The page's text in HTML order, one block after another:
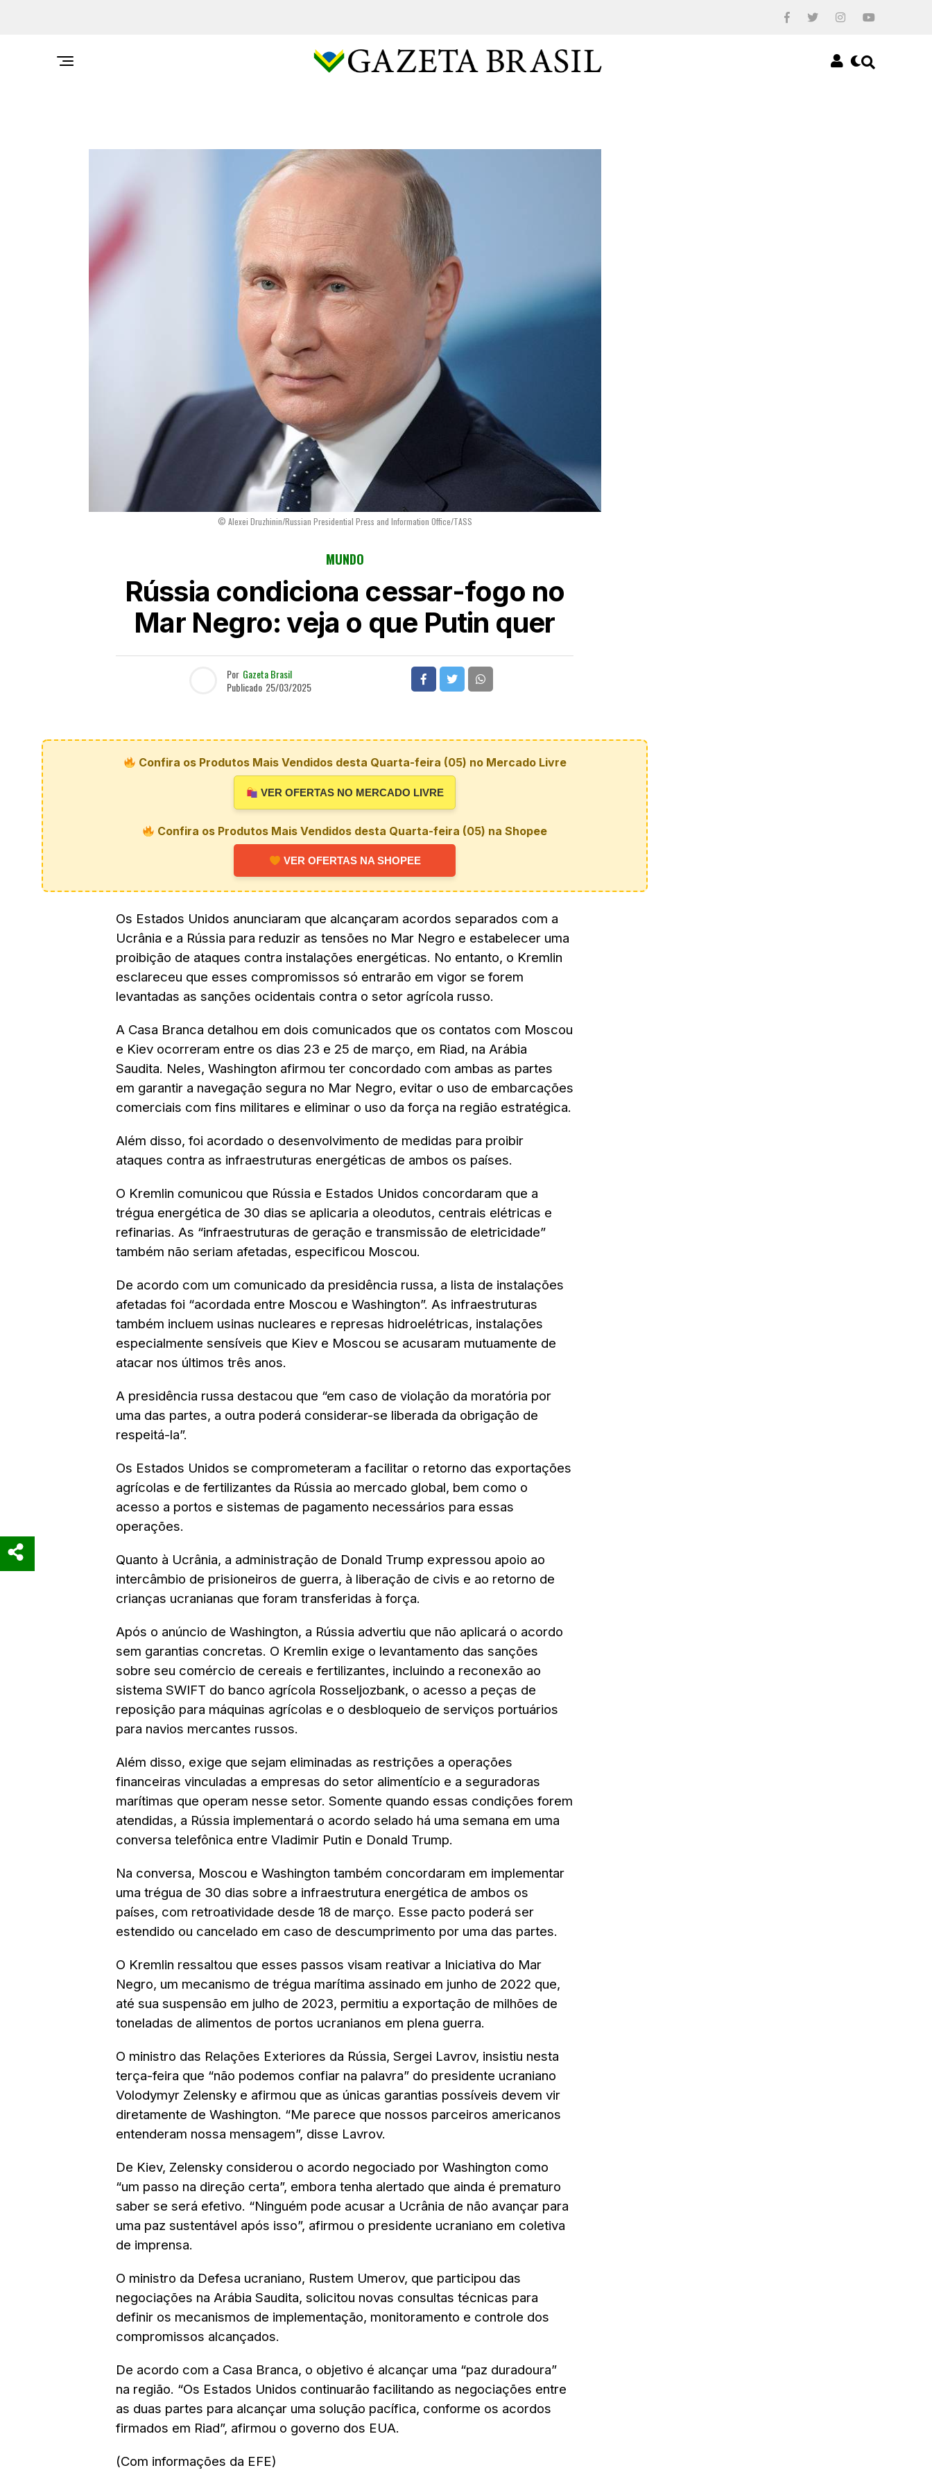
© Alexei Druzhinin/Russian Presidential Press and Information Office/TASS
MUNDO
Rússia condiciona cessar-fogo no
Mar Negro: veja o que Putin quer
Por Gazeta Brasil
Publicado 25/03/2025
Confira os Produtos Mais Vendidos desta Quarta-feira (05) no Mercado Livre
VER OFERTAS NO MERCADO LIVRE
Confira os Produtos Mais Vendidos desta Quarta-feira (05) na Shopee
VER OFERTAS NA SHOPEE
Os Estados Unidos anunciaram que alcançaram acordos separados com a
Ucrânia e a Rússia para reduzir as tensões no Mar Negro e estabelecer uma
proibição de ataques contra instalações energéticas. No entanto, o Kremlin
esclareceu que esses compromissos só entrarão em vigor se forem
levantadas as sanções ocidentais contra o setor agrícola russo.
A Casa Branca detalhou em dois comunicados que os contatos com Moscou
e Kiev ocorreram entre os dias 23 e 25 de março, em Riad, na Arábia
Saudita. Neles, Washington afirmou ter concordado com ambas as partes
em garantir a navegação segura no Mar Negro, evitar o uso de embarcações
comerciais com fins militares e eliminar o uso da força na região estratégica.
Além disso, foi acordado o desenvolvimento de medidas para proibir
ataques contra as infraestruturas energéticas de ambos os países.
O Kremlin comunicou que Rússia e Estados Unidos concordaram que a
trégua energética de 30 dias se aplicaria a oleodutos, centrais elétricas e
refinarias. As “infraestruturas de geração e transmissão de eletricidade”
também não seriam afetadas, especificou Moscou.
De acordo com um comunicado da presidência russa, a lista de instalações
afetadas foi “acordada entre Moscou e Washington”. As infraestruturas
também incluem usinas nucleares e represas hidroelétricas, instalações
especialmente sensíveis que Kiev e Moscou se acusaram mutuamente de
atacar nos últimos três anos.
A presidência russa destacou que “em caso de violação da moratória por
uma das partes, a outra poderá considerar-se liberada da obrigação de
respeitá-la”.
Os Estados Unidos se comprometeram a facilitar o retorno das exportações
agrícolas e de fertilizantes da Rússia ao mercado global, bem como o
acesso a portos e sistemas de pagamento necessários para essas
operações.
Quanto à Ucrânia, a administração de Donald Trump expressou apoio ao
intercâmbio de prisioneiros de guerra, à liberação de civis e ao retorno de
crianças ucranianas que foram transferidas à força.
Após o anúncio de Washington, a Rússia advertiu que não aplicará o acordo
sem garantias concretas. O Kremlin exige o levantamento das sanções
sobre seu comércio de cereais e fertilizantes, incluindo a reconexão ao
sistema SWIFT do banco agrícola Rosseljozbank, o acesso a peças de
reposição para máquinas agrícolas e o desbloqueio de serviços portuários
para navios mercantes russos.
Além disso, exige que sejam eliminadas as restrições a operações
financeiras vinculadas a empresas do setor alimentício e a seguradoras
marítimas que operam nesse setor. Somente quando essas condições forem
atendidas, a Rússia implementará o acordo selado há uma semana em uma
conversa telefônica entre Vladimir Putin e Donald Trump.
Na conversa, Moscou e Washington também concordaram em implementar
uma trégua de 30 dias sobre a infraestrutura energética de ambos os
países, com retroatividade desde 18 de março. Esse pacto poderá ser
estendido ou cancelado em caso de descumprimento por uma das partes.
O Kremlin ressaltou que esses passos visam reativar a Iniciativa do Mar
Negro, um mecanismo de trégua marítima assinado em junho de 2022 que,
até sua suspensão em julho de 2023, permitiu a exportação de milhões de
toneladas de alimentos de portos ucranianos em plena guerra.
O ministro das Relações Exteriores da Rússia, Sergei Lavrov, insistiu nesta
terça-feira que “não podemos confiar na palavra” do presidente ucraniano
Volodymyr Zelensky e afirmou que as únicas garantias possíveis devem vir
diretamente de Washington. “Me parece que nossos parceiros americanos
entenderam nossa mensagem”, disse Lavrov.
De Kiev, Zelensky considerou o acordo negociado por Washington como
“um passo na direção certa”, embora tenha alertado que ainda é prematuro
saber se será efetivo. “Ninguém pode acusar a Ucrânia de não avançar para
uma paz sustentável após isso”, afirmou o presidente ucraniano em coletiva
de imprensa.
O ministro da Defesa ucraniano, Rustem Umerov, que participou das
negociações na Arábia Saudita, solicitou novas consultas técnicas para
definir os mecanismos de implementação, monitoramento e controle dos
compromissos alcançados.
De acordo com a Casa Branca, o objetivo é alcançar uma “paz duradoura”
na região. “Os Estados Unidos continuarão facilitando as negociações entre
as duas partes para alcançar uma solução pacífica, conforme os acordos
firmados em Riad”, afirmou o governo dos EUA.
(Com informações da EFE)